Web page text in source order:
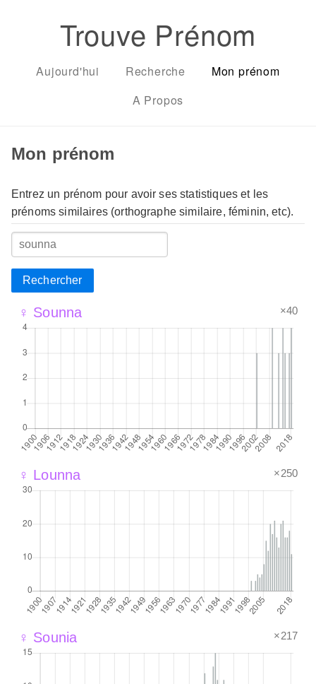
Trouve Prénom
Aujourd'hui Recherche
Mon prénom
A Propos
Mon prénom
Entrez un prénom pour avoir ses statistiques et les
prénoms similaires (orthographe similaire, féminin, etc).
Rechercher
♀ Sounna ×40
♀ Lounna ×250
♀ Sounia ×217